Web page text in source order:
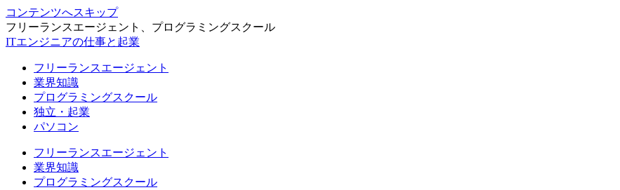
コンテンツへスキップ
フリーランスエージェント、プログラミングスクール
ITエンジニアの仕事と起業
フリーランスエージェント
業界知識
プログラミングスクール
独立・起業
パソコン
フリーランスエージェント
業界知識
プログラミングスクール